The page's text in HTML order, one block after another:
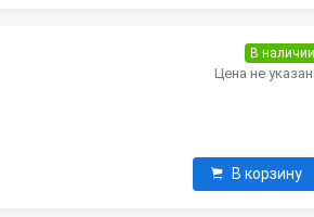
В наличии
Цена не
В корзину